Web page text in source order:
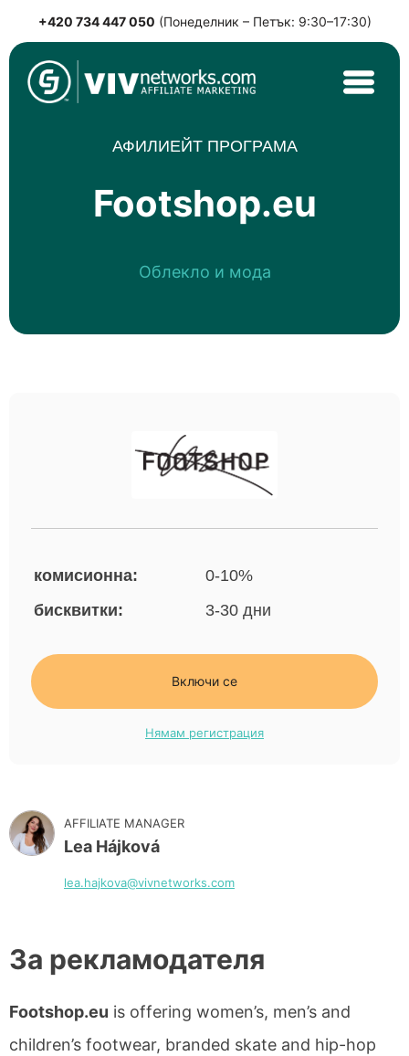
Skip
to
content
+420 734 447 050 (Понеделник – Петък: 9:30–17:30)
VIVnetworks.com
Nejvýkonnější affiliate síť v CEE
АФИЛИЕЙТ ПРОГРАМА
Footshop.eu
Облекло и мода
комисионна:
0-10%
бисквитки:
3-30 дни
Включи се
Нямам регистрация
AFFILIATE MANAGER
Lea Hájková
lea.hajkova@vivnetworks.com
За рекламодателя
Footshop.eu is offering women’s, men’s and
children’s footwear, branded skate and hip-hop